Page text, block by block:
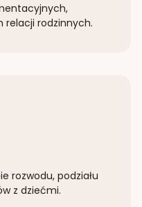
rodzinnych.
rozwodu, podziału
z dziećmi.